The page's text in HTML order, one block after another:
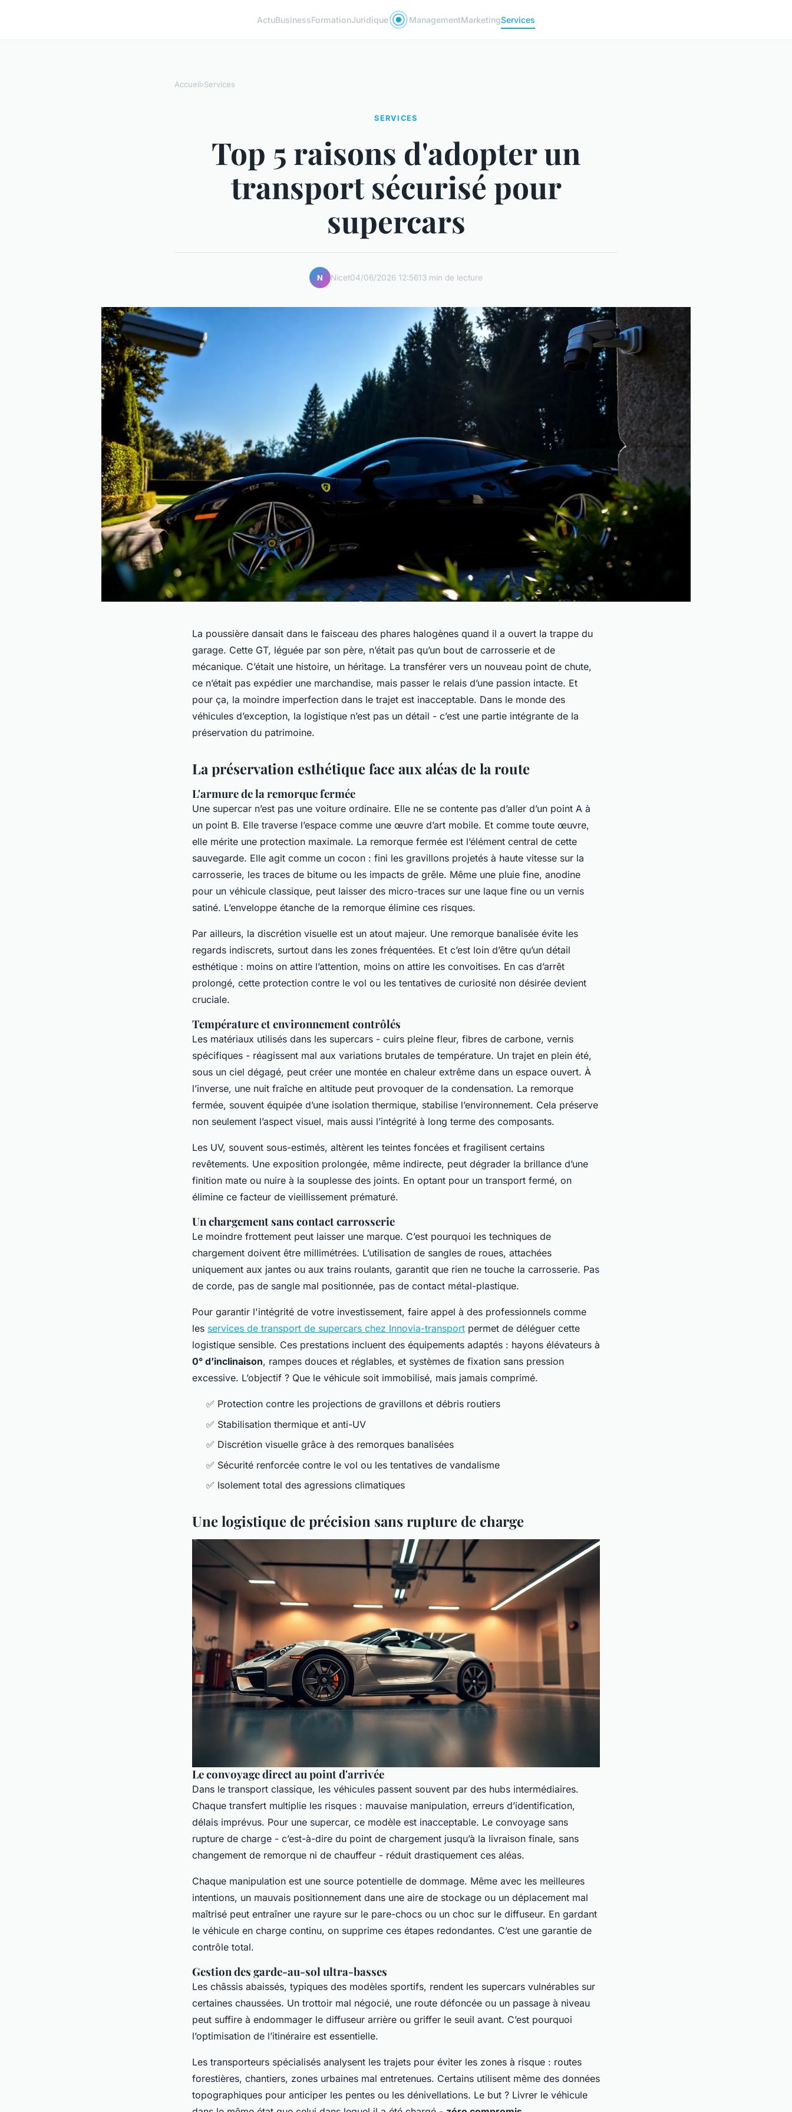
ActuBusinessFormationJuridique ManagementMarketingServices
Accueil›Services
SERVICES
Top 5 raisons d'adopter un
transport sécurisé pour
supercars
N Nicet04/06/2026 12:5613 min de lecture
La poussière dansait dans le faisceau des phares halogènes quand il a ouvert la trappe du
garage. Cette GT, léguée par son père, n’était pas qu’un bout de carrosserie et de
mécanique. C’était une histoire, un héritage. La transférer vers un nouveau point de chute,
ce n’était pas expédier une marchandise, mais passer le relais d’une passion intacte. Et
pour ça, la moindre imperfection dans le trajet est inacceptable. Dans le monde des
véhicules d’exception, la logistique n’est pas un détail - c’est une partie intégrante de la
préservation du patrimoine.
La préservation esthétique face aux aléas de la route
L'armure de la remorque fermée
Une supercar n’est pas une voiture ordinaire. Elle ne se contente pas d’aller d’un point A à
un point B. Elle traverse l’espace comme une œuvre d’art mobile. Et comme toute œuvre,
elle mérite une protection maximale. La remorque fermée est l’élément central de cette
sauvegarde. Elle agit comme un cocon : fini les gravillons projetés à haute vitesse sur la
carrosserie, les traces de bitume ou les impacts de grêle. Même une pluie fine, anodine
pour un véhicule classique, peut laisser des micro-traces sur une laque fine ou un vernis
satiné. L’enveloppe étanche de la remorque élimine ces risques.
Par ailleurs, la discrétion visuelle est un atout majeur. Une remorque banalisée évite les
regards indiscrets, surtout dans les zones fréquentées. Et c’est loin d’être qu’un détail
esthétique : moins on attire l’attention, moins on attire les convoitises. En cas d’arrêt
prolongé, cette protection contre le vol ou les tentatives de curiosité non désirée devient
cruciale.
Température et environnement contrôlés
Les matériaux utilisés dans les supercars - cuirs pleine fleur, fibres de carbone, vernis
spécifiques - réagissent mal aux variations brutales de température. Un trajet en plein été,
sous un ciel dégagé, peut créer une montée en chaleur extrême dans un espace ouvert. À
l’inverse, une nuit fraîche en altitude peut provoquer de la condensation. La remorque
fermée, souvent équipée d’une isolation thermique, stabilise l’environnement. Cela préserve
non seulement l’aspect visuel, mais aussi l’intégrité à long terme des composants.
Les UV, souvent sous-estimés, altèrent les teintes foncées et fragilisent certains
revêtements. Une exposition prolongée, même indirecte, peut dégrader la brillance d’une
finition mate ou nuire à la souplesse des joints. En optant pour un transport fermé, on
élimine ce facteur de vieillissement prématuré.
Un chargement sans contact carrosserie
Le moindre frottement peut laisser une marque. C’est pourquoi les techniques de
chargement doivent être millimétrées. L’utilisation de sangles de roues, attachées
uniquement aux jantes ou aux trains roulants, garantit que rien ne touche la carrosserie. Pas
de corde, pas de sangle mal positionnée, pas de contact métal-plastique.
Pour garantir l'intégrité de votre investissement, faire appel à des professionnels comme
les services de transport de supercars chez Innovia-transport permet de déléguer cette
logistique sensible. Ces prestations incluent des équipements adaptés : hayons élévateurs à
0° d’inclinaison, rampes douces et réglables, et systèmes de fixation sans pression
excessive. L’objectif ? Que le véhicule soit immobilisé, mais jamais comprimé.
✅ Protection contre les projections de gravillons et débris routiers
✅ Stabilisation thermique et anti-UV
✅ Discrétion visuelle grâce à des remorques banalisées
✅ Sécurité renforcée contre le vol ou les tentatives de vandalisme
✅ Isolement total des agressions climatiques
Une logistique de précision sans rupture de charge
Le convoyage direct au point d'arrivée
Dans le transport classique, les véhicules passent souvent par des hubs intermédiaires.
Chaque transfert multiplie les risques : mauvaise manipulation, erreurs d’identification,
délais imprévus. Pour une supercar, ce modèle est inacceptable. Le convoyage sans
rupture de charge - c’est-à-dire du point de chargement jusqu’à la livraison finale, sans
changement de remorque ni de chauffeur - réduit drastiquement ces aléas.
Chaque manipulation est une source potentielle de dommage. Même avec les meilleures
intentions, un mauvais positionnement dans une aire de stockage ou un déplacement mal
maîtrisé peut entraîner une rayure sur le pare-chocs ou un choc sur le diffuseur. En gardant
le véhicule en charge continu, on supprime ces étapes redondantes. C’est une garantie de
contrôle total.
Gestion des garde-au-sol ultra-basses
Les châssis abaissés, typiques des modèles sportifs, rendent les supercars vulnérables sur
certaines chaussées. Un trottoir mal négocié, une route défoncée ou un passage à niveau
peut suffire à endommager le diffuseur arrière ou griffer le seuil avant. C’est pourquoi
l’optimisation de l’itinéraire est essentielle.
Les transporteurs spécialisés analysent les trajets pour éviter les zones à risque : routes
forestières, chantiers, zones urbaines mal entretenues. Certains utilisent même des données
topographiques pour anticiper les pentes ou les dénivellations. Le but ? Livrer le véhicule